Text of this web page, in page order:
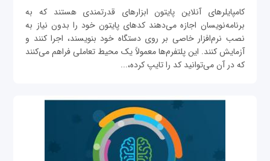
کامپایلرهای آنلاین پایتون ابزارهای قدرتمندی هستند که به
برنامه‌نویسان اجازه می‌دهند کدهای پایتون خود را بدون نیاز به
نصب نرم‌افزار خاصی بر روی دستگاه خود بنویسند، اجرا کنند و
آزمایش کنند. این پلتفرم‌ها معمولاً یک محیط تعاملی فراهم می‌کنند
که در آن می‌توانید کد را تایپ کرده،...